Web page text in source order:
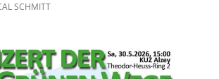
SCHMITT